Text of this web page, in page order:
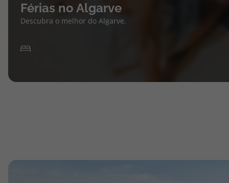
Férias no Algarve
Descubra o melhor do Algarve.